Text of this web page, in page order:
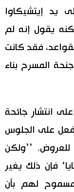
يد إيتشيكاوا
يقول إنه لم
فقد كانت
المسرح بناء
انتشار جائحة
بالفعل على الجلوس
’’ولكن
فإن ذلك يغير
مسموح لهم بأن